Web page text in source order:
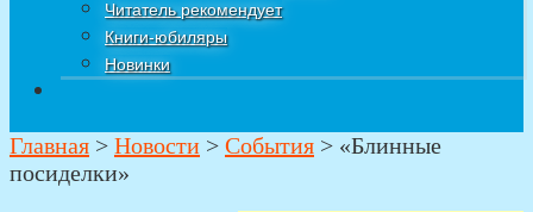
Читатель рекомендует
Книги-юбиляры
Новинки
Главная > Новости > События > «Блинные
посиделки»